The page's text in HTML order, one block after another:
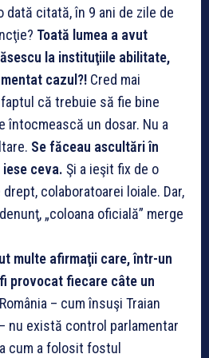
dată citată, în 9 ani de zile de
Toată lumea a avut
la instituţiile abilitate,
cazul?! Cred mai
că trebuie să fie bine
întocmească un dosar. Nu a
Se făceau ascultări în
ceva. Şi a ieşit fix de o
colaboratoarei loiale. Dar,
„coloana oficială” merge
multe afirmaţii care, într-un
provocat fiecare câte un
– cum însuşi Traian
nu există control parlamentar
cum a folosit fostul